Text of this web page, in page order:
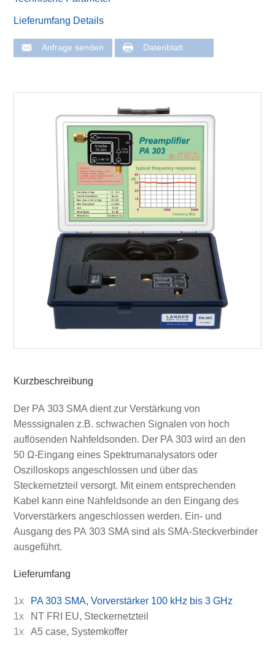
Lieferumfang Details
Anfrage senden Datenblatt
Kurzbeschreibung
Der PA 303 SMA dient zur Verstärkung von
Messsignalen z.B. schwachen Signalen von hoch
auflösenden Nahfeldsonden. Der PA 303 wird an den
50 Ω-Eingang eines Spektrumanalysators oder
Oszilloskops angeschlossen und über das
Steckernetzteil versorgt. Mit einem entsprechenden
Kabel kann eine Nahfeldsonde an den Eingang des
Vorverstärkers angeschlossen werden. Ein- und
Ausgang des PA 303 SMA sind als SMA-Steckverbinder
ausgeführt.
Lieferumfang
1x
PA 303 SMA, Vorverstärker 100 kHz bis 3 GHz
1x
NT FRI EU, Steckernetzteil
1x
A5 case, Systemkoffer